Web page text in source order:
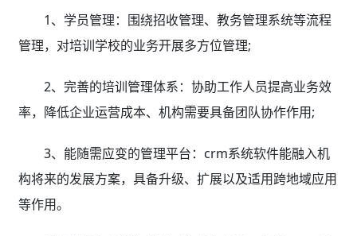
1、学员管理：围绕招收管理、教务管理系统等流程
管理，对培训学校的业务开展多方位管理;
2、完善的培训管理体系：协助工作人员提高业务效
率，降低企业运营成本、机构需要具备团队协作作用;
3、能随需应变的管理平台：crm系统软件能融入机
构将来的发展方案，具备升级、扩展以及适用跨地域应用
等作用。